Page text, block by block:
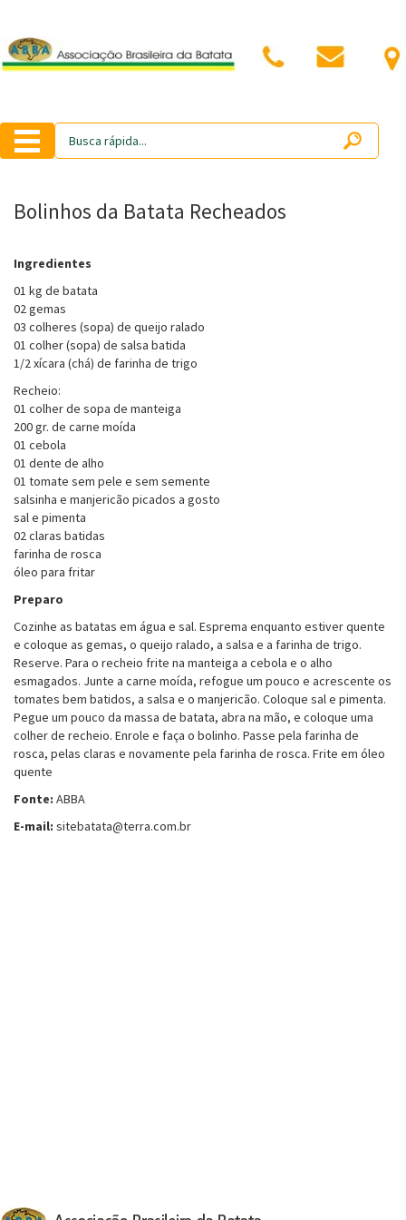
Bolinhos da Batata Recheados
Ingredientes
01 kg de batata
02 gemas
03 colheres (sopa) de queijo ralado
01 colher (sopa) de salsa batida
1/2 xícara (chá) de farinha de trigo
Recheio:
01 colher de sopa de manteiga
200 gr. de carne moída
01 cebola
01 dente de alho
01 tomate sem pele e sem semente
salsinha e manjericão picados a gosto
sal e pimenta
02 claras batidas
farinha de rosca
óleo para fritar
Preparo
Cozinhe as batatas em água e sal. Esprema enquanto estiver quente
e coloque as gemas, o queijo ralado, a salsa e a farinha de trigo.
Reserve. Para o recheio frite na manteiga a cebola e o alho
esmagados. Junte a carne moída, refogue um pouco e acrescente os
tomates bem batidos, a salsa e o manjericão. Coloque sal e pimenta.
Pegue um pouco da massa de batata, abra na mão, e coloque uma
colher de recheio. Enrole e faça o bolinho. Passe pela farinha de
rosca, pelas claras e novamente pela farinha de rosca. Frite em óleo
quente
Fonte: ABBA
E-mail: sitebatata@terra.com.br